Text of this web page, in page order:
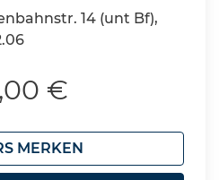
14 (unt Bf),
€
MERKEN